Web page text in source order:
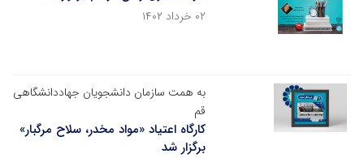
۰۲ خرداد ۱۴۰۲
به همت سازمان دانشجویان جهاددانشگاهی
قم
کارگاه اعتیاد «مواد مخدر، سلاح مرگبار»
برگزار شد